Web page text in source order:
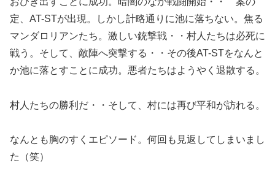
定、AT-STが出現。しかし計略通りに池に落ちない。焦る
マンダロリアンたち。激しい銃撃戦・・村人たちは必死に
戦う。そして、敵陣へ突撃する・・その後AT-STをなんと
か池に落とすことに成功。悪者たちはようやく退散する。
村人たちの勝利だ・・そして、村には再び平和が訪れる。
なんとも胸のすくエピソード。何回も見返してしまいまし
た（笑）